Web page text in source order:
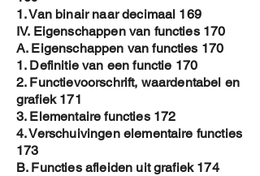
1. Van binair naar decimaal 169
IV. Eigenschappen van functies 170
A. Eigenschappen van functies 170
1. Definitie van een functie 170
2. Functievoorschrift, waardentabel en
grafiek 171
3. Elementaire functies 172
4. Verschuivingen elementaire functies
173
B. Functies afleiden uit grafiek 174